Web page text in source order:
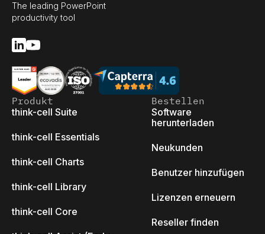
The leading PowerPoint
productivity tool
Produkt
think-cell Suite
think-cell Essentials
think-cell Charts
think-cell Library
think-cell Core
Bestellen
Software
herunterladen
Neukunden
Benutzer hinzufügen
Lizenzen erneuern
Reseller finden